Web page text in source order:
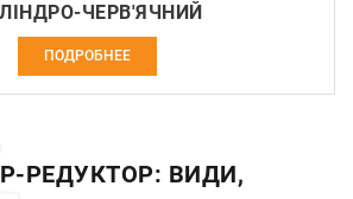
ЧЕРВ'ЯЧНИЙ
ПОДРОБНЕЕ
РЕДУКТОР: ВИДИ,